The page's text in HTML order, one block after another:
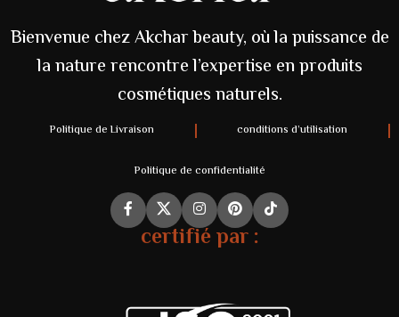
Bienvenue chez Akchar beauty, où la puissance de
la nature rencontre l’expertise en produits
cosmétiques naturels.
Politique de Livraison conditions d’utilisation
Politique de confidentialité
certifié par :